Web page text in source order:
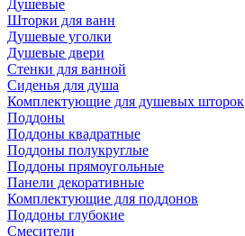
Душевые
Шторки для ванн
Душевые уголки
Душевые двери
Стенки для ванной
Сиденья для душа
Комплектующие для душевых шторок
Поддоны
Поддоны квадратные
Поддоны полукруглые
Поддоны прямоугольные
Панели декоративные
Комплектующие для поддонов
Поддоны глубокие
Смесители